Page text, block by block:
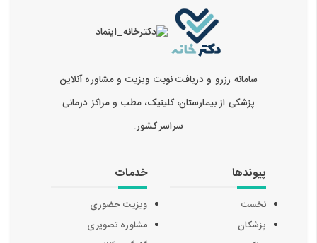
سامانه رزرو و دریافت نوبت ویزیت و مشاوره آنلاین
پزشکی از بیمارستان، کلینیک، مطب و مراکز درمانی
سراسر کشور.
پیوندها
نخست
پزشکان
خدمات
ویزیت حضوری
مشاوره تصویری